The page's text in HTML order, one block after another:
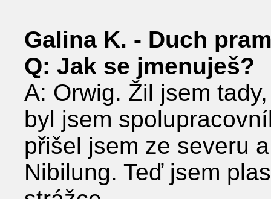
Galina K. - Duch
Q: Jak se jmenuješ?
A: Orwig. Žil jsem
byl jsem
přišel jsem ze severu
Nibilung. Teď jsem